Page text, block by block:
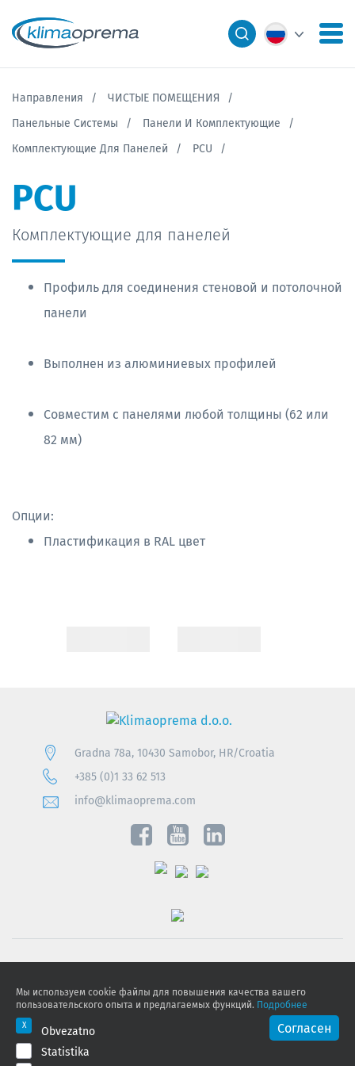
Направления
ЧИСТЫЕ ПОМЕЩЕНИЯ
Панельные Системы
Панели И Комплектующие
Комплектующие Для Панелей
PCU
PCU
Комплектующие для панелей
Профиль для соединения стеновой и потолочной
панели
Выполнен из алюминиевых профилей
Совместим с панелями любой толщины (62 или
82 мм)
Опции:
Пластификация в RAL цвет
Gradna 78a, 10430 Samobor, HR/Croatia
+385 (0)1 33 62 513
info@klimaoprema.com
Politika kolačića
© 2026 Klimaoprema d.o.o., All rights reserved
Мы используем cookie файлы для повышения качества вашего
пользовательского опыта и предлагаемых функций. Подробнее
Согласен
Obvezatno
Statistika